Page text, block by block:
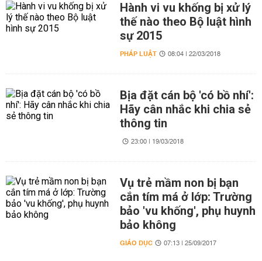
Hành vi vu khống bị xử lý
thế nào theo Bộ luật hình
sự 2015
PHÁP LUẬT 08:04 | 22/03/2018
Bịa đặt cán bộ 'có bồ nhí':
Hãy cân nhắc khi chia sẻ
thông tin
23:00 | 19/03/2018
Vụ trẻ mầm non bị bạn
cắn tím má ở lớp: Trường
bảo 'vu khống', phụ huynh
bảo không
GIÁO DỤC 07:13 | 25/09/2017